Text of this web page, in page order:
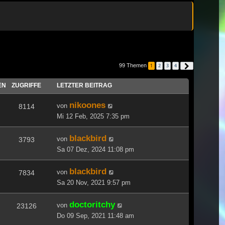
99 Themen 1 2 3 4
ZUGRIFFE LETZTER BEITRAG
8114 von nikoones
Mi 12 Feb, 2025 7:35 pm
3793 von blackbird
Sa 07 Dez, 2024 11:08 pm
7834 von blackbird
Sa 20 Nov, 2021 9:57 pm
23126 von doctoritchy
Do 09 Sep, 2021 11:48 am